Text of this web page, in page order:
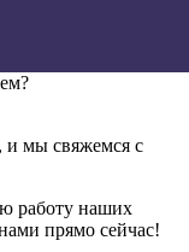
и мы свяжемся с
работу наших
прямо сейчас!